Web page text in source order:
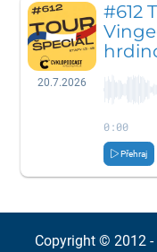
20.7.2026
#612
0:00
Přehraj
Copyright © 2012 -